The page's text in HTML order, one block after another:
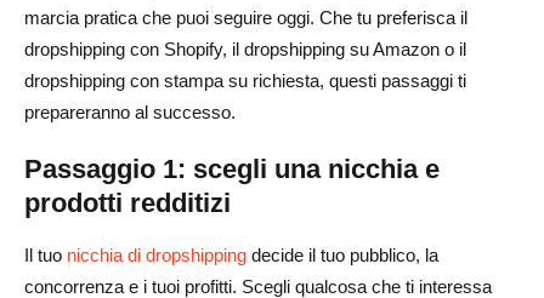
marcia pratica che puoi seguire oggi. Che tu preferisca il
dropshipping con Shopify, il dropshipping su Amazon o il
dropshipping con stampa su richiesta, questi passaggi ti
prepareranno al successo.
Passaggio 1: scegli una nicchia e
prodotti redditizi
Il tuo nicchia di dropshipping decide il tuo pubblico, la
concorrenza e i tuoi profitti. Scegli qualcosa che ti interessa